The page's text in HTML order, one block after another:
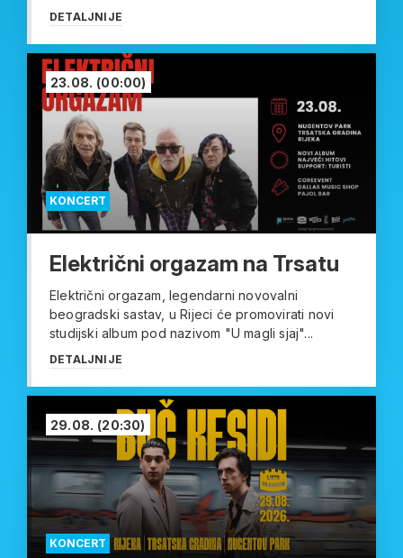
DETALJNIJE
KONCERT
23.08. (00:00)
Električni orgazam na Trsatu
Električni orgazam, legendarni novovalni
beogradski sastav, u Rijeci će promovirati novi
studijski album pod nazivom "U magli sjaj"...
DETALJNIJE
KONCERT
29.08. (20:30)